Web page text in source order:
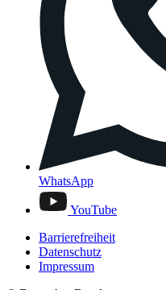
WhatsApp
YouTube
Barrierefreiheit
Datenschutz
Impressum